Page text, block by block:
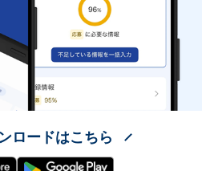
ロードはこちら